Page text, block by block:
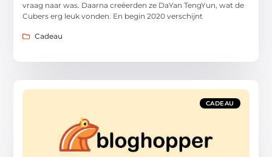
vraag naar was. Daarna creëerden ze DaYan TengYun, wat de
Cubers erg leuk vonden. En begin 2020 verschijnt
Cadeau
CADEAU